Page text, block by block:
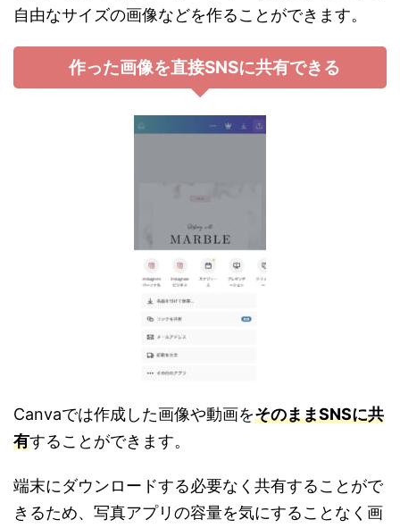
自由なサイズの画像などを作ることができます。
作った画像を直接SNSに共有できる
Canvaでは作成した画像や動画をそのままSNSに共
有することができます。
端末にダウンロードする必要なく共有することがで
きるため、写真アプリの容量を気にすることなく画